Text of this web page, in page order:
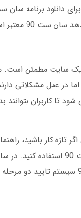
در ایران است. آدرس جدید سان ست 90 هر 2 ماه به روز
است. حتی اگر تازه کار
درصد کاربران به لینک های جعلی متصل شده اند. این مسئله باعث